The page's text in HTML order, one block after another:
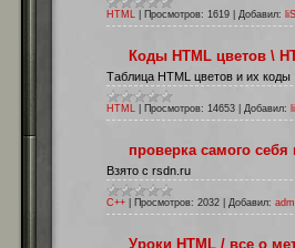
HTML Просмотров: 1619 Добавил: liS
Коды HTML цветов \
Таблица HTML цветов и их коды
HTML Просмотров: 14653 Добавил:
проверка самого себя
Взято с rsdn.ru
C++ Просмотров: 2032 Добавил:
Уроки HTML / все о